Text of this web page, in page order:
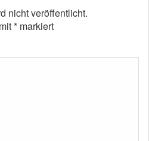
nicht veröffentlicht.
* markiert